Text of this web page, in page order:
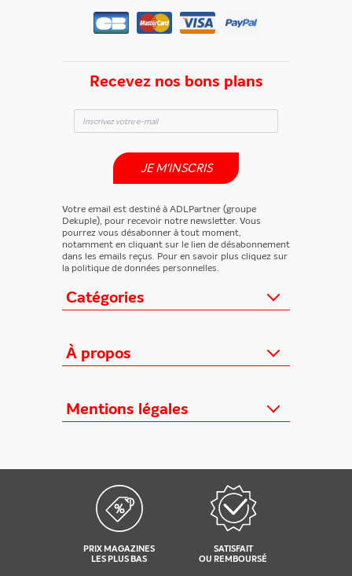
PRIX MAGAZINES
LES PLUS BAS
SATISFAIT
OU REMBOURSÉ
Catégories
Loisirs/Culture
TV/Vie pratique
Presse professionnelle
Nouveaux magazines
À propos
Qui sommes-nous ?
Offres proposées
Édition numérique offerte
Kiosque FAE devient France
Abonnements
Nos réseaux sociaux
Mentions légales
Politique de données personnelles
Règlements cadeaux
Politique de cookies
Règlement concours
Recevez nos bons plans
JE M'INSCRIS
Votre email est destiné à ADLPartner (groupe
Dekuple), pour recevoir notre newsletter. Vous
pourrez vous désabonner à tout moment,
notamment en cliquant sur le lien de désabonnement
dans les emails reçus. Pour en savoir plus cliquez sur
la politique de données personnelles.